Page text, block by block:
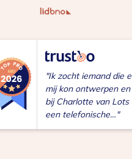
"Ik zocht iemand die
mij kon ontwerpen
bij Charlotte van
een telefonische…"